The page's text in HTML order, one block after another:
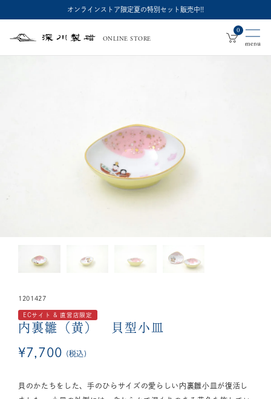
オンラインストア限定夏の特別セット販売中!!
深
ONLINE STORE
0
1201427
ECサイト & 直営店限定
内裏雛（黄） 貝型小皿
¥7,700 税込
貝のかたちをした、手のひらサイズの愛らしい内裏雛小皿が復活し